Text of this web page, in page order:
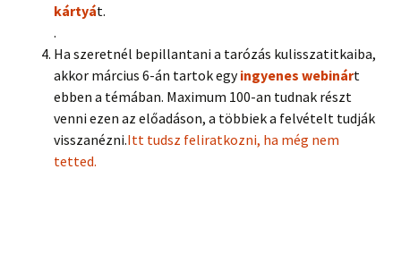
kártyát.
.
Ha szeretnél bepillantani a tarózás kulisszatitkaiba,
akkor március 6-án tartok egyingyenes webinárt
ebben a témában. Maximum 100-an tudnak részt
venni ezen az előadáson, a többiek a felvételt tudják
visszanézni.Itt tudsz feliratkozni, ha még nem
tetted.